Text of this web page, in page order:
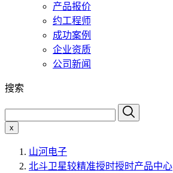
产品报价
约工程师
成功案例
企业资质
公司新闻
搜索
x
山河电子
北斗卫星较精准授时授时产品中心